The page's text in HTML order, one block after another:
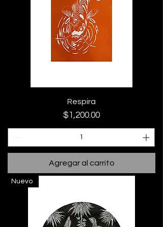
Respira
Precio
$1,200.00
Agregar al carrito
Nuevo